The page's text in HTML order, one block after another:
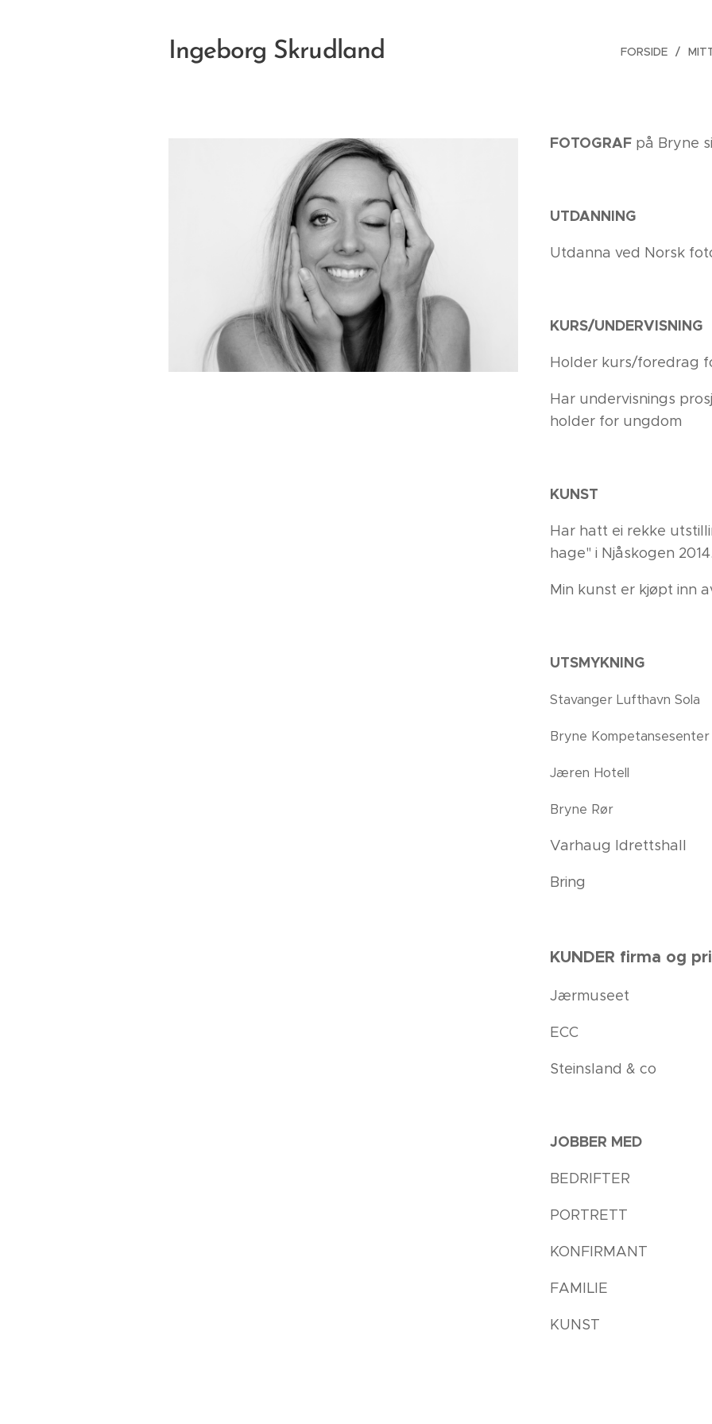
Ingeborg Skrudland FORSIDE
FOTOGRAF på Bryne
UTDANNING
Utdanna ved Norsk
KURS/UNDERVISNING
Holder kurs/foredrag
Har undervisnings
holder for ungdom
KUNST
Har hatt ei rekke
hage" i Njåskogen 2014.
Min kunst er kjøpt inn
UTSMYKNING
Stavanger Lufthavn Sola
Bryne Kompetansesenter
Jæren Hotell
Bryne Rør
Varhaug Idrettshall
Bring
KUNDER firma og
Jærmuseet
ECC
Steinsland & co
JOBBER MED
BEDRIFTER
PORTRETT
KONFIRMANT
FAMILIE
KUNST